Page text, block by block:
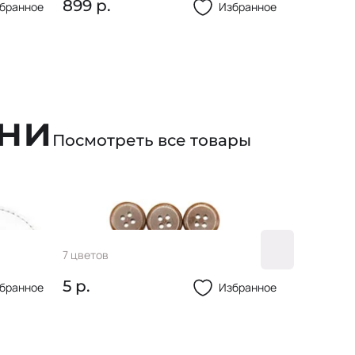
899 р. Избранное
Посмотреть все товары
Пуговица 24L
7 цветов
5 р. Избранное